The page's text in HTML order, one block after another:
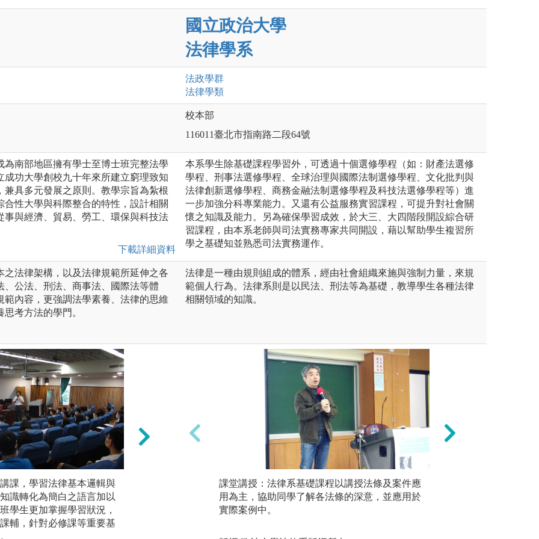
國立政治大學
法律學系
法政學群
法律學類
校本部
116011臺北市指南路二段64號
為南部地區擁有學士至博士班完整法學
功大學創校九十年來所建立窮理致知
具多元發展之原則。教學宗旨為紮根
性大學與科際整合的特性，設計相關
事與經濟、貿易、勞工、環保與科技法
下載詳細資料
本系學生除基礎課程學習外，可透過十個選修學程（如：財產法選修
學程、刑事法選修學程、全球治理與國際法制選修學程、文化批判與
法律創新選修學程、商務金融法制選修學程及科技法選修學程等）進
一步加強分科專業能力。又還有公益服務實習課程，可提升對社會關
懷之知識及能力。另為確保學習成效，於大三、大四階段開設綜合研
習課程，由本系老師與司法實務專家共同開設，藉以幫助學生複習所
學之基礎知並熟悉司法實務運作。
法律架構，以及法律規範所延伸之各
公法、刑法、商事法、國際法等體
內容，更強調法學素養、法律的思維
考方法的學門。
法律是一種由規則組成的體系，經由社會組織來施與強制力量，來規
範個人行為。法律系則是以民法、刑法等為基礎，教導學生各種法律
相關領域的知識。
課，學習法律基本邏輯與
識轉化為簡白之語言加以
學生更加掌握學習狀況，
輔，針對必修課等重要基
閱讀教材：閱讀學者著作，系統性學習我國法律
規範與其內涵，補充授課時無法詳細說明之內
課堂講授：法律系基礎課程以講授法條及案件應
用為主，協助同學了解各法條的深意，並應用於
實際案例中。